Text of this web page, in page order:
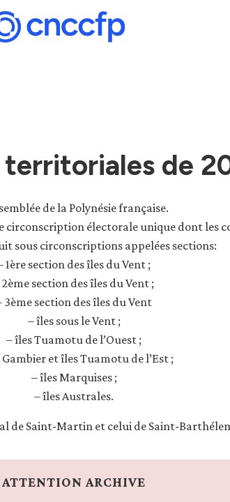
territoriales de
de la Polynésie française.
circonscription électorale unique dont les
sous circonscriptions appelées sections:
1ère section des îles du Vent ;
2ème section des îles du Vent ;
3ème section des îles du Vent
– îles sous le Vent ;
– îles Tuamotu de l’Ouest ;
Gambier et îles Tuamotu de l’Est ;
– îles Marquises ;
– îles Australes.
de Saint-Martin et celui de Saint-
ATTENTION ARCHIVE